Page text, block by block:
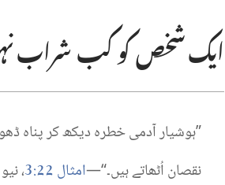
ایک شخص کو کب شراب
‏”‏ہوشیار آدمی خطرہ دیکھ کر پناہ
نقصان اُٹھاتے ہیں۔‏“‏—‏امثال22
‏:‏
3‏،‏